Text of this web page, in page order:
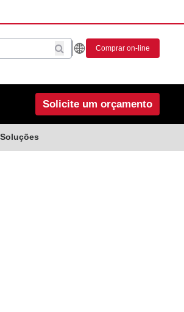
Comprar on-line
Solicite um orçamento
Soluções